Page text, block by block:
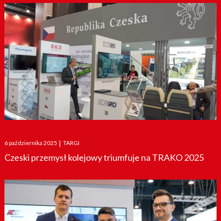
Posted
on
6 października 2025 | TARGI
Czeski przemysł kolejowy triumfuje na TRAKO 2025